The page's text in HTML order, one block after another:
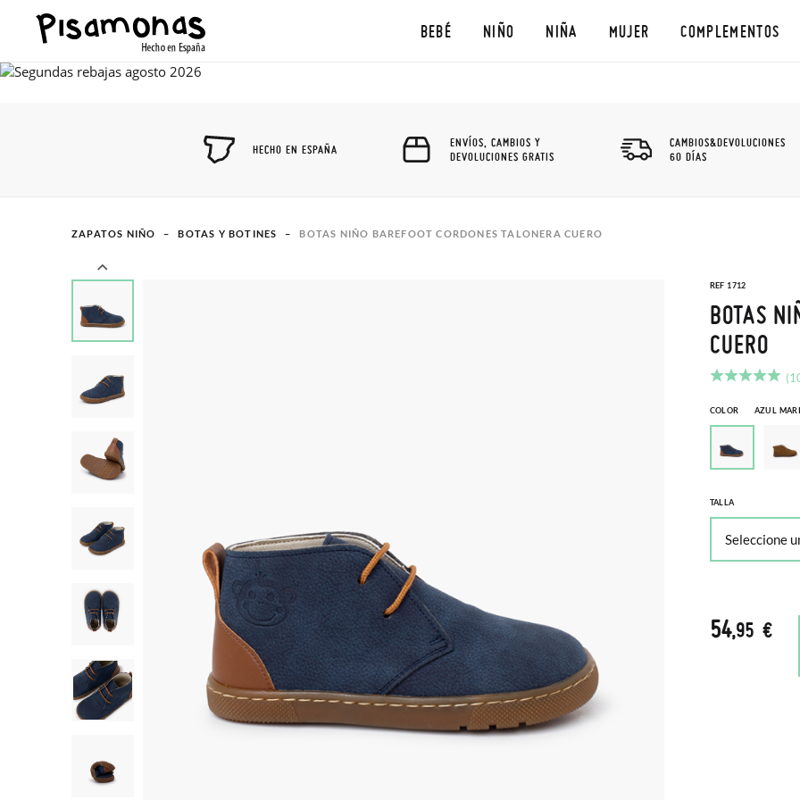
BEBÉ NIÑO NIÑA MUJER COMPLEMENTOS
HECHO EN ESPAÑA
ENVÍOS, CAMBIOS Y
DEVOLUCIONES GRATIS
CAMBIOS&DEVOLUCIONES
60 DÍAS
ZAPATOS NIÑO BOTAS Y BOTINES BOTAS NIÑO BAREFOOT CORDONES TALONERA CUERO
REF 1712
BOTAS
CUERO
COLOR AZUL
TALLA
54,95 €